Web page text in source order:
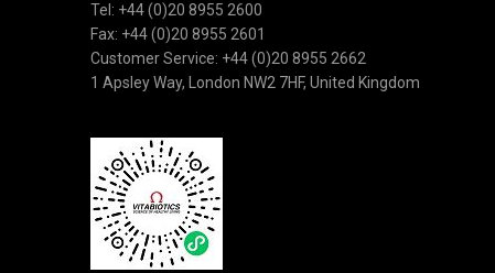
Tel: +44 (0)20 8955 2600
Fax: +44 (0)20 8955 2601
Customer Service: +44 (0)20 8955 2662
1 Apsley Way, London NW2 7HF, United Kingdom